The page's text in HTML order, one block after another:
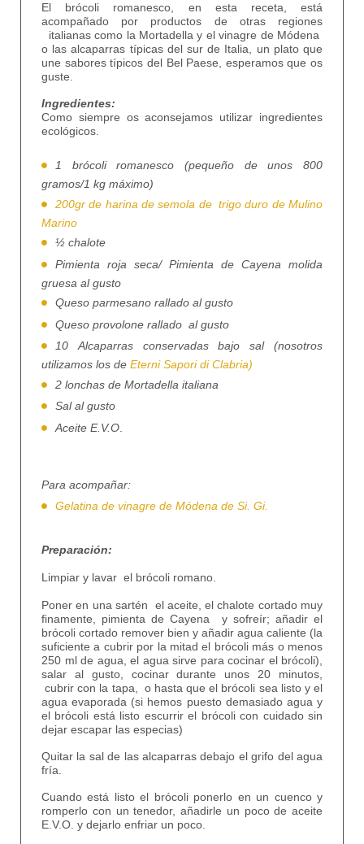
El brócoli romanesco, en esta receta, está
acompañado por productos de otras regiones
italianas como la Mortadella y el vinagre de Módena
o las alcaparras típicas del sur de Italia, un plato que
une sabores típicos del Bel Paese, esperamos que os
guste.
Ingredientes:
Como siempre os aconsejamos utilizar ingredientes
ecológicos.
1 brócoli romanesco (pequeño de unos 800
gramos/1 kg máximo)
200gr de harina de semola de trigo duro de Mulino
Marino
½ chalote
Pimienta roja seca/ Pimienta de Cayena molida
gruesa al gusto
Queso parmesano rallado al gusto
Queso provolone rallado al gusto
10 Alcaparras conservadas bajo sal (nosotros
utilizamos los de Eterni Sapori di Clabria)
2 lonchas de Mortadella italiana
Sal al gusto
Aceite E.V.O
Para acompañar:
Gelatina de vinagre de Módena de Si. Gi.
Preparación:
Limpiar y lavar el brócoli romano.
Poner en una sartén el aceite, el chalote cortado muy
finamente, pimienta de Cayena y sofreír; añadir el
brócoli cortado remover bien y añadir agua caliente (la
suficiente a cubrir por la mitad el brócoli más o menos
250 ml de agua, el agua sirve para cocinar el brócoli),
salar al gusto, cocinar durante unos 20 minutos,
cubrir con la tapa, o hasta que el brócoli sea listo y el
agua evaporada (si hemos puesto demasiado agua y
el brócoli está listo escurrir el brócoli con cuidado sin
dejar escapar las especias)
Quitar la sal de las alcaparras debajo el grifo del agua
fría.
Cuando está listo el brócoli ponerlo en un cuenco y
romperlo con un tenedor, añadirle un poco de aceite
E.V.O. y dejarlo enfriar un poco.